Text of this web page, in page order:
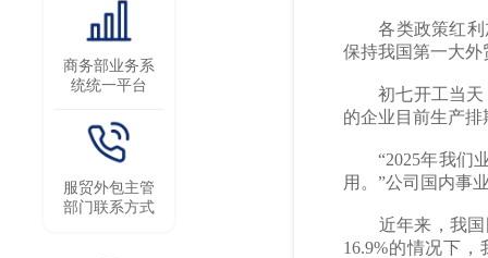
各类政策红利加
保持我国第一大
初七开工当天，
的企业目前生产排
“2025年我们业
用。”公司国内事
近年来，我国国
16.9%的情况下
商务部业务系
统统一平台
服贸外包主管
部门联系方式